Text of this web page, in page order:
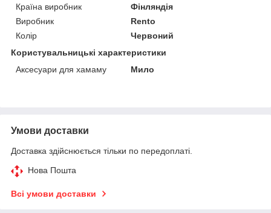
Країна виробник
Фінляндія
Виробник
Rento
Колір
Червоний
Користувальницькі характеристики
Аксесуари для хамаму
Мило
Умови доставки
Доставка здійснюється тільки по передоплаті.
Нова Пошта
Всі умови доставки